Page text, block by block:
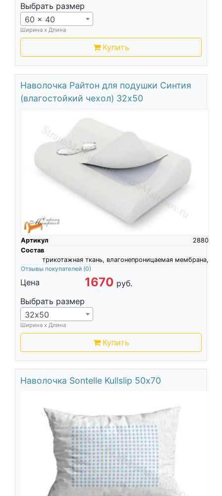
Выбрать размер
60 x 40
Ширина х Длина
Купить
Наволочка Райтон для подушки Синтия
(влагостойкий чехол) 32х50
Артикул
2880
Состав
трикотажная ткань, влагонепроницаемая мембрана,
Отзывы покупателей (0)
Цена 1670 руб.
Выбрать размер
32х50
Ширина х Длина
Купить
Наволочка Sontelle Kullslip 50х70